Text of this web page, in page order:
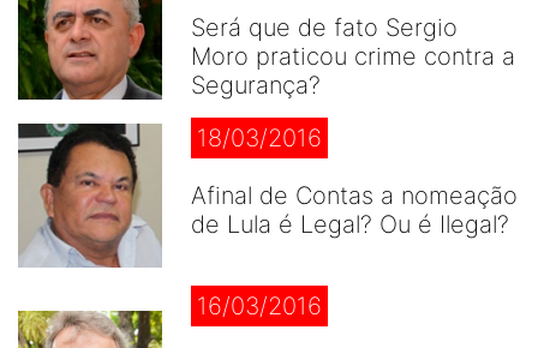
Será que de fato Sergio
Moro praticou crime contra a
Segurança?
18/03/2016
Afinal de Contas a nomeação
de Lula é Legal? Ou é Ilegal?
16/03/2016